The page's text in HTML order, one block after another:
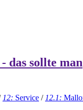
das sollte man
12: Service / 12.1: